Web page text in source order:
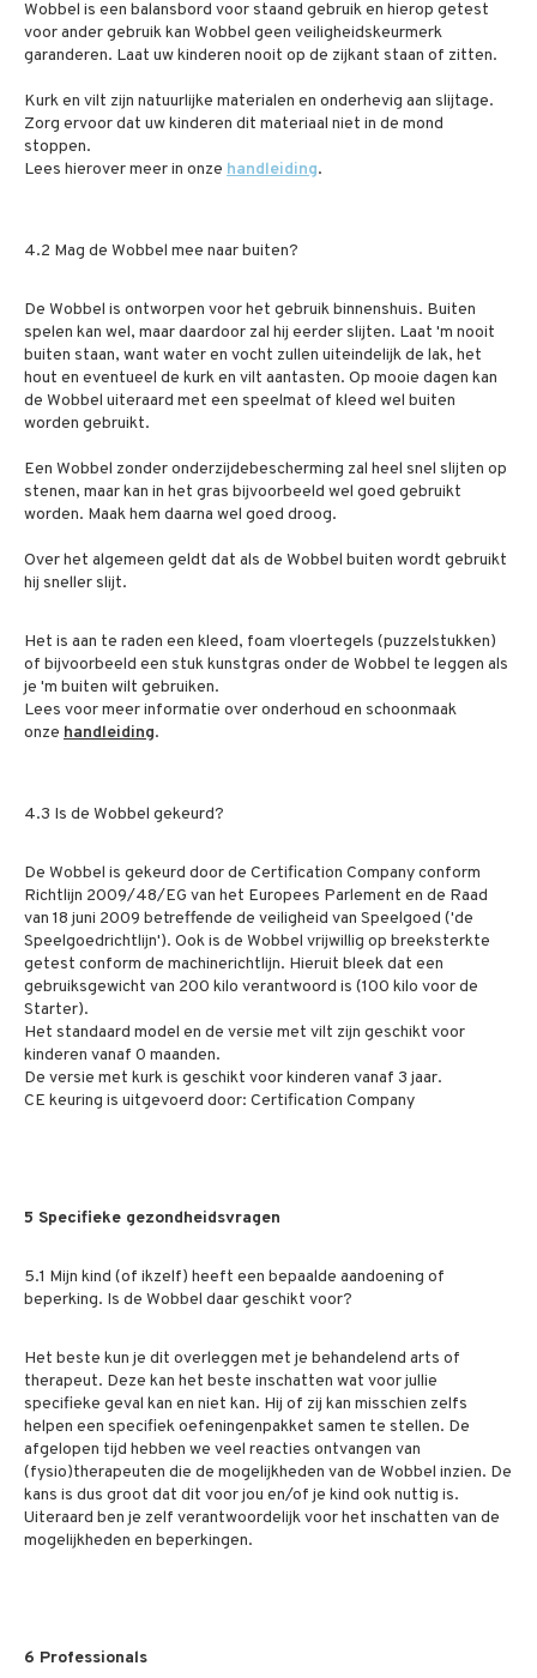
Wobbel is een balansbord voor staand gebruik en hierop getest
voor ander gebruik kan Wobbel geen veiligheidskeurmerk
garanderen. Laat uw kinderen nooit op de zijkant staan of zitten.
Kurk en vilt zijn natuurlijke materialen en onderhevig aan slijtage.
Zorg ervoor dat uw kinderen dit materiaal niet in de mond
stoppen.
Lees hierover meer in onze handleiding.
4.2 Mag de Wobbel mee naar buiten?
De Wobbel is ontworpen voor het gebruik binnenshuis. Buiten
spelen kan wel, maar daardoor zal hij eerder slijten. Laat 'm nooit
buiten staan, want water en vocht zullen uiteindelijk de lak, het
hout en eventueel de kurk en vilt aantasten. Op mooie dagen kan
de Wobbel uiteraard met een speelmat of kleed wel buiten
worden gebruikt.
Een Wobbel zonder onderzijdebescherming zal heel snel slijten op
stenen, maar kan in het gras bijvoorbeeld wel goed gebruikt
worden. Maak hem daarna wel goed droog.
Over het algemeen geldt dat als de Wobbel buiten wordt gebruikt
hij sneller slijt.
Het is aan te raden een kleed, foam vloertegels (puzzelstukken)
of bijvoorbeeld een stuk kunstgras onder de Wobbel te leggen als
je 'm buiten wilt gebruiken.
Lees voor meer informatie over onderhoud en schoonmaak
onze handleiding.
4.3 Is de Wobbel gekeurd?
De Wobbel is gekeurd door de Certification Company conform
Richtlijn 2009/48/EG van het Europees Parlement en de Raad
van 18 juni 2009 betreffende de veiligheid van Speelgoed ('de
Speelgoedrichtlijn'). Ook is de Wobbel vrijwillig op breeksterkte
getest conform de machinerichtlijn. Hieruit bleek dat een
gebruiksgewicht van 200 kilo verantwoord is (100 kilo voor de
Starter).
Het standaard model en de versie met vilt zijn geschikt voor
kinderen vanaf 0 maanden.
De versie met kurk is geschikt voor kinderen vanaf 3 jaar.
CE keuring is uitgevoerd door: Certification Company
5 Specifieke gezondheidsvragen
5.1 Mijn kind (of ikzelf) heeft een bepaalde aandoening of
beperking. Is de Wobbel daar geschikt voor?
Het beste kun je dit overleggen met je behandelend arts of
therapeut. Deze kan het beste inschatten wat voor jullie
specifieke geval kan en niet kan. Hij of zij kan misschien zelfs
helpen een specifiek oefeningenpakket samen te stellen. De
afgelopen tijd hebben we veel reacties ontvangen van
(fysio)therapeuten die de mogelijkheden van de Wobbel inzien. De
kans is dus groot dat dit voor jou en/of je kind ook nuttig is.
Uiteraard ben je zelf verantwoordelijk voor het inschatten van de
mogelijkheden en beperkingen.
6 Professionals